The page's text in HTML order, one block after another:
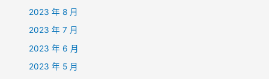
2023 年 8 月
2023 年 7 月
2023 年 6 月
2023 年 5 月